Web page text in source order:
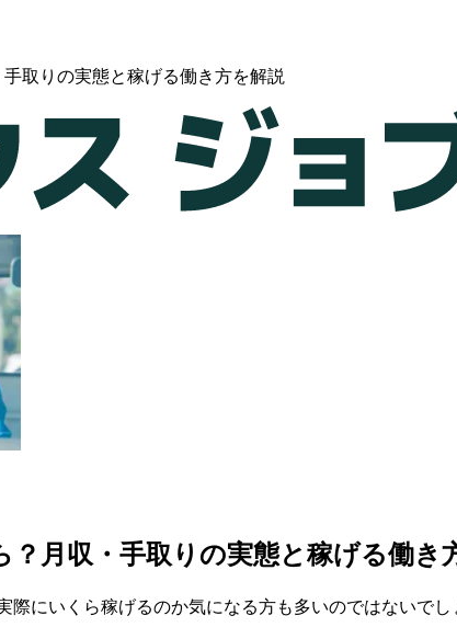
取りの実態と稼げる働き方を解説
月収・手取りの実態と稼げる働き
にいくら稼げるのか気になる方も多いのではないでし